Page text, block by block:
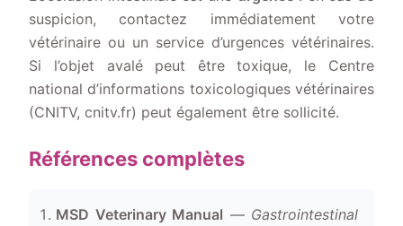
suspicion, contactez immédiatement votre
vétérinaire ou un service d’urgences vétérinaires.
Si l’objet avalé peut être toxique, le Centre
national d’informations toxicologiques vétérinaires
(CNITV, cnitv.fr) peut également être sollicité.
Références complètes
MSD Veterinary Manual — Gastrointestinal